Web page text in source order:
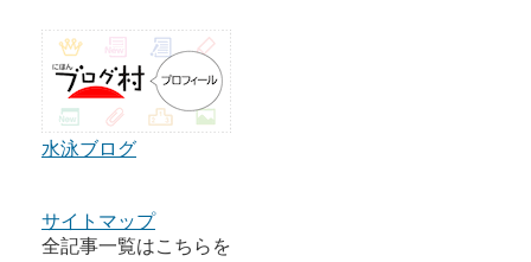
水泳ブログ
サイトマップ
全記事一覧はこちらを